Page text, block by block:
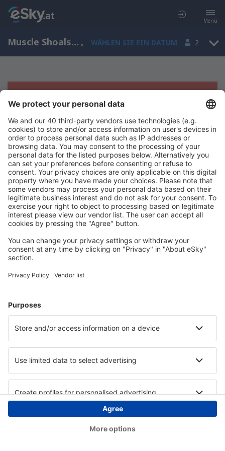
Menü
Muscle Shoals, Northwest Alabama, Alabama, USA (MSL) , WÄHLEN SIE EIN DATUM 2
Es tut uns leid, wir können keine
Ergebnisse aufzeigen
Bitte starten Sie Ihre Suche erneut mit anderen Suchkriterien.
Copyright © eSky.at. Alle Rechte vorbehalten.